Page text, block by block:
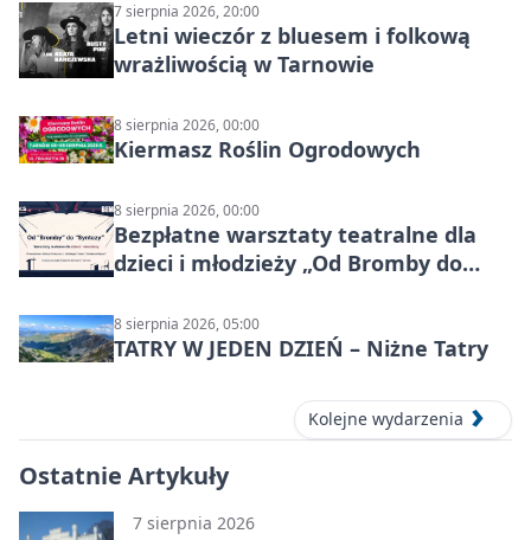
7 sierpnia 2026, 20:00
Letni wieczór z bluesem i folkową
wrażliwością w Tarnowie
8 sierpnia 2026, 00:00
Kiermasz Roślin Ogrodowych
8 sierpnia 2026, 00:00
Bezpłatne warsztaty teatralne dla
dzieci i młodzieży „Od Bromby do
8 sierpnia 2026, 05:00
TATRY W JEDEN DZIEŃ – Niżne Tatry
Kolejne wydarzenia
Ostatnie Artykuły
7 sierpnia 2026